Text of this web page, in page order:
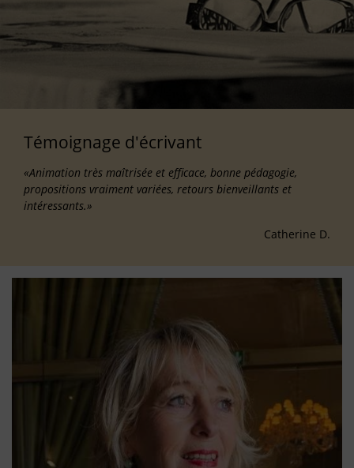
Témoignage d'écrivant
«Animation très maîtrisée et efficace, bonne pédagogie,
propositions vraiment variées, retours bienveillants et
intéressants.»
Catherine D.